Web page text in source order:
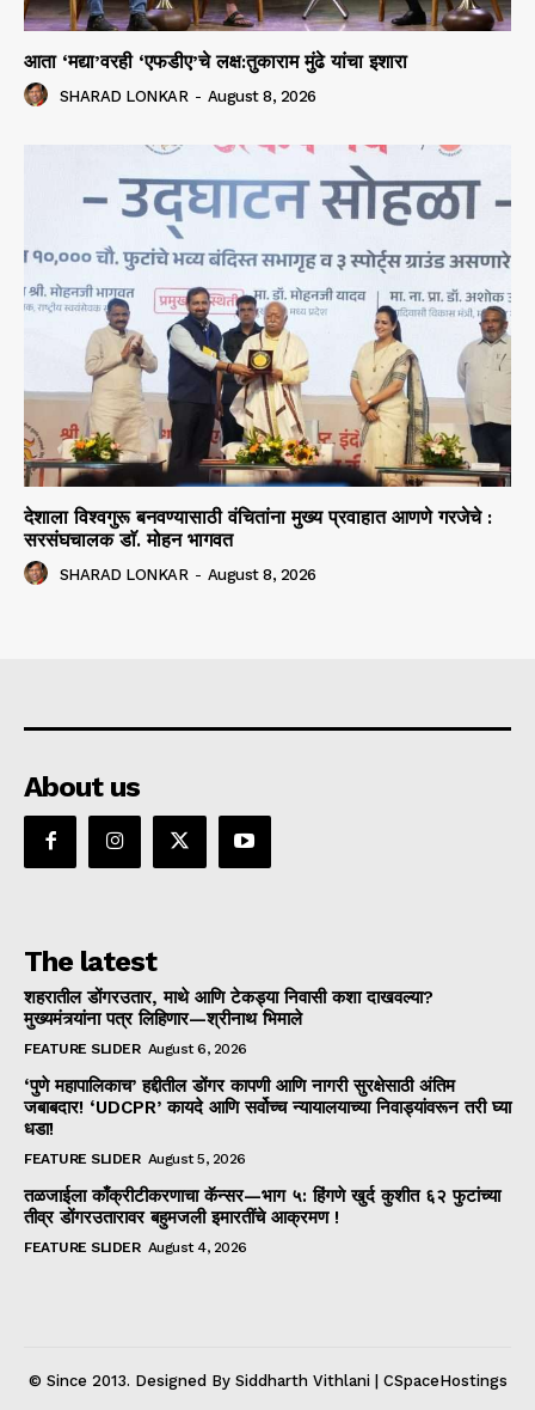
आता ‘मद्या’वरही ‘एफडीए’चे लक्ष:तुकाराम मुंढे यांचा इशारा
SHARAD LONKAR - August 8, 2026
देशाला विश्वगुरू बनवण्यासाठी वंचितांना मुख्य प्रवाहात आणणे गरजेचे :
सरसंघचालक डाॅ. मोहन भागवत
SHARAD LONKAR - August 8, 2026
About us
The latest
शहरातील डोंगरउतार, माथे आणि टेकड्या निवासी कशा दाखवल्या?
मुख्यमंत्र्यांना पत्र लिहिणार—श्रीनाथ भिमाले
FEATURE SLIDER August 6, 2026
‘पुणे महापालिकाच’ हद्दीतील डोंगर कापणी आणि नागरी सुरक्षेसाठी अंतिम
जबाबदार! ‘UDCPR’ कायदे आणि सर्वोच्च न्यायालयाच्या निवाड्यांवरून तरी घ्या
धडा!
FEATURE SLIDER August 5, 2026
तळजाईला काँक्रीटीकरणाचा कॅन्सर—भाग ५: हिंगणे खुर्द कुशीत ६२ फुटांच्या
तीव्र डोंगरउतारावर बहुमजली इमारतींचे आक्रमण !
FEATURE SLIDER August 4, 2026
© Since 2013. Designed By Siddharth Vithlani | CSpaceHostings